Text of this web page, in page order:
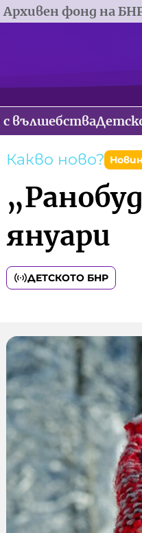
Архивен фонд на
с вълшебства
Какво ново?
януари
ДЕТСКОТО БНР